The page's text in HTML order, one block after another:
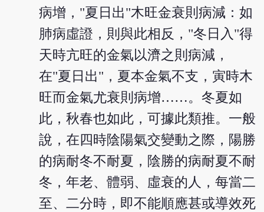
病增，"夏日出"木旺金衰則病減：如
肺病虛證，則與此相反，"冬日入"得
天時亢旺的金氣以濟之則病減，
在"夏日出"，夏本金氣不支，寅時木
旺而金氣尤衰則病增……。冬夏如
此，秋春也如此，可據此類推。一般
說，在四時陰陽氣交變動之際，陽勝
的病耐冬不耐夏，陰勝的病耐夏不耐
冬，年老、體弱、虛衰的人，每當二
至、二分時，即不能順應甚或導效死